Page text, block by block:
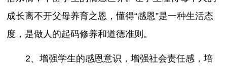
成长离不开父母养育之恩，懂得“感恩”是一种生活态
度，是做人的起码修养和道德准则。
2、增强学生的感恩意识，增强社会责任感，培